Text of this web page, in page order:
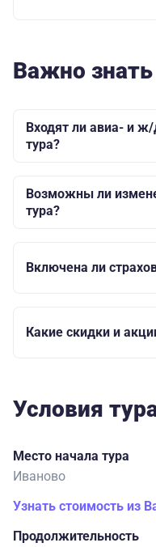
Важно знать
Входят ли авиа- и
тура?
Возможны ли
тура?
Включена ли
Какие скидки и
Условия
Место начала тура
Иваново
Узнать стоимость из
Продолжительность